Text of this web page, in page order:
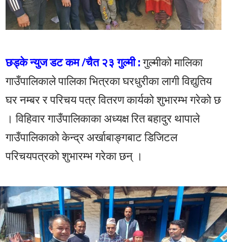
छड्के न्युज डट कम /चैत २३ गुल्मी :गुल्मीको मालिका
गाउँपालिकाले पालिका भित्रका घरधुरीका लागी विद्युतिय
घर नम्बर र परिचय पत्र वितरण कार्यको शुभारम्भ गरेको छ
। विहिवार गाउँपालिकाका अध्यक्ष रित बहादुर थापाले
गाउँपालिकाको केन्द्र अर्खाबाङ्गबाट डिजिटल
परिचयपत्रको शुभारम्भ गरेका छन् ।